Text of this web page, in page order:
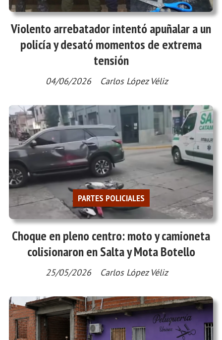
Violento arrebatador intentó apuñalar a un
policía y desató momentos de extrema
tensión
Carlos López Véliz
04/06/2026
Choque en pleno centro: moto y camioneta
colisionaron en Salta y Mota Botello
Carlos López Véliz
PARTES POLICIALES
25/05/2026